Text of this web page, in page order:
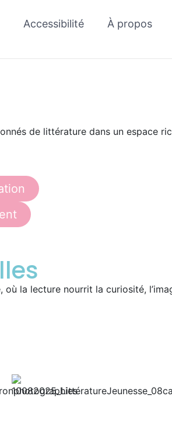
Accessibilité À propos
de littérature dans un espace
la lecture nourrit la curiosité,